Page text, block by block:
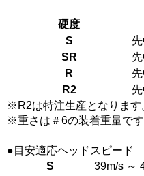
硬度
S
SR
R
R2
※R2は特注生産となります
※重さは＃6の装着重量です
●目安適応ヘッドスピード
S
39m/s ～